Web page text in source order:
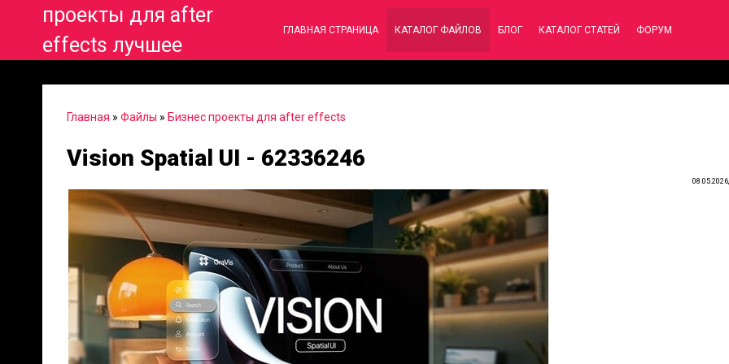
проекты для after
effects лучшее
ГЛАВНАЯ СТРАНИЦА КАТАЛОГ ФАЙЛОВ БЛОГ КАТАЛОГ СТАТЕЙ ФОРУМ
Главная » Файлы » Бизнес проекты для after effects
Vision Spatial UI - 62336246